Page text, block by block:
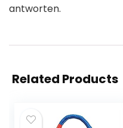
antworten.
Related Products